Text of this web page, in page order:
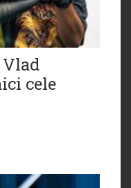
Vlad
cele